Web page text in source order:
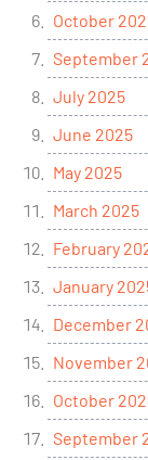
October
September
July 2025
June 2025
May 2025
March 2025
February
January
December
November
October
September